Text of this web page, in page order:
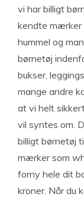
vi har billigt
kendte mærker
hummel og
børnetøj
bukser,
mange andre
at vi helt
vil syntes om.
billigt børnetøj
mærker som
forny hele dit
kroner. Når du